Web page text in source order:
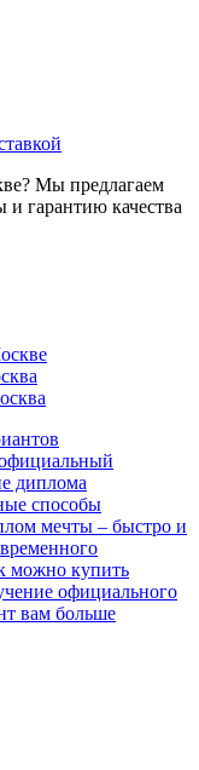
Мы предлагаем
гарантию качества
диплома
способы
мечты – быстро и
можно купить
официального
вам больше